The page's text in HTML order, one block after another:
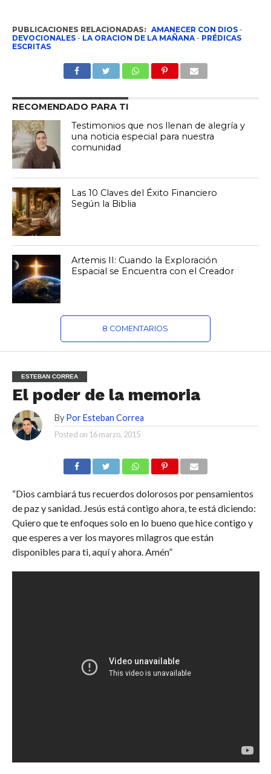
PUBLICACIONES RELACIONADAS: AMANECER CON DIOS-
DEVOCIONALES- LA ORACION DE LA MAÑANA- PRÉDICAS
ESCRITAS
RECOMENDADO PARA TI
Testimonios que nos llenan de alegría y
una noticia especial para nuestra
comunidad
Las 10 Claves del Éxito Financiero
Según la Biblia
Artemis II: Cuando la Exploración
Espacial se Encuentra con el Creador
8 COMENTARIOS
ESTEBAN CORREA
El poder de la memoria
By Por Esteban Correa
Posted on 16 marzo, 2015
“Dios cambiará tus recuerdos dolorosos por pensamientos
de paz y sanidad. Jesús está contigo ahora, te está diciendo:
Quiero que te enfoques solo en lo bueno que hice contigo y
que esperes a ver los mayores milagros que están
disponibles para ti, aquí y ahora. Amén”